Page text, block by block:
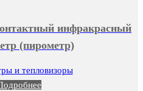
инфракрасный
(пирометр)
и тепловизоры